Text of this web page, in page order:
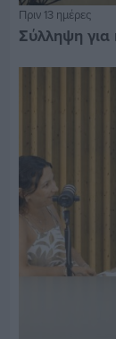
Πριν 13 ημέρες
Σύλληψη